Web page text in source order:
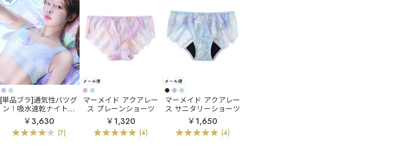
[単品ブラ]通気性バツグ
ン！吸水速乾ナイトブ
エアリークール マ
ーメイド アクアレース
夢ごこち ナイトブラ 単
￥3,630
(7)
マーメイド アクアレー
ス プレーンショーツ
￥1,320
(4)
マーメイド アクアレー
ス サニタリーショーツ
￥1,650
(4)